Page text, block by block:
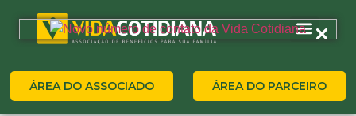
ÁREA DO ASSOCIADO ÁREA DO PARCEIRO